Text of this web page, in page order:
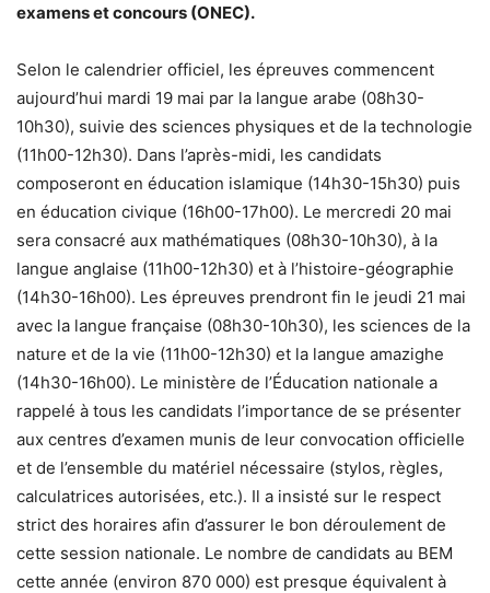
examens et concours (ONEC).
Selon le calendrier officiel, les épreuves commencent
aujourd’hui mardi 19 mai par la langue arabe (08h30-
10h30), suivie des sciences physiques et de la technologie
(11h00-12h30). Dans l’après-midi, les candidats
composeront en éducation islamique (14h30-15h30) puis
en éducation civique (16h00-17h00). Le mercredi 20 mai
sera consacré aux mathématiques (08h30-10h30), à la
langue anglaise (11h00-12h30) et à l’histoire-géographie
(14h30-16h00). Les épreuves prendront fin le jeudi 21 mai
avec la langue française (08h30-10h30), les sciences de la
nature et de la vie (11h00-12h30) et la langue amazighe
(14h30-16h00). Le ministère de l’Éducation nationale a
rappelé à tous les candidats l’importance de se présenter
aux centres d’examen munis de leur convocation officielle
et de l’ensemble du matériel nécessaire (stylos, règles,
calculatrices autorisées, etc.). Il a insisté sur le respect
strict des horaires afin d’assurer le bon déroulement de
cette session nationale. Le nombre de candidats au BEM
cette année (environ 870 000) est presque équivalent à